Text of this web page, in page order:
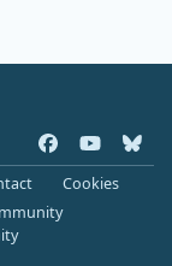
a
c
e
o
u
b
l
u
Cookies